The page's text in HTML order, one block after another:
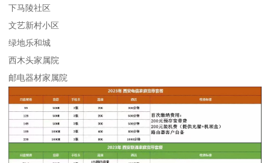
下马陵社区
文艺新村小区
绿地乐和城
西木头家属院
邮电器材家属院